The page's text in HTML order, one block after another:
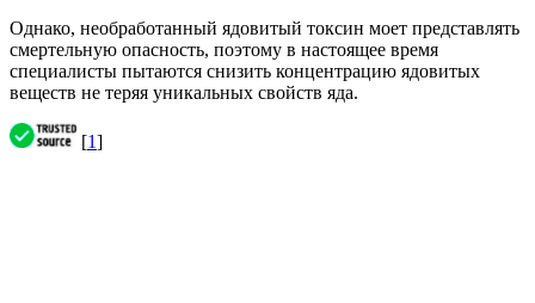
Однако, необработанный ядовитый токсин моет представлять
смертельную опасность, поэтому в настоящее время
специалисты пытаются снизить концентрацию ядовитых
веществ не теряя уникальных свойств яда.
[1]